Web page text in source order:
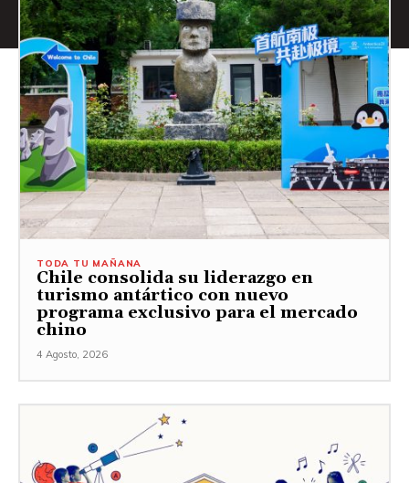
TODA TU MAÑANA
Chile consolida su liderazgo en
turismo antártico con nuevo
programa exclusivo para el mercado
chino
4 Agosto, 2026